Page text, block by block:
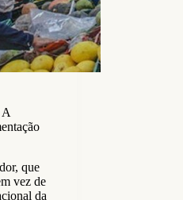
que
vez de
da